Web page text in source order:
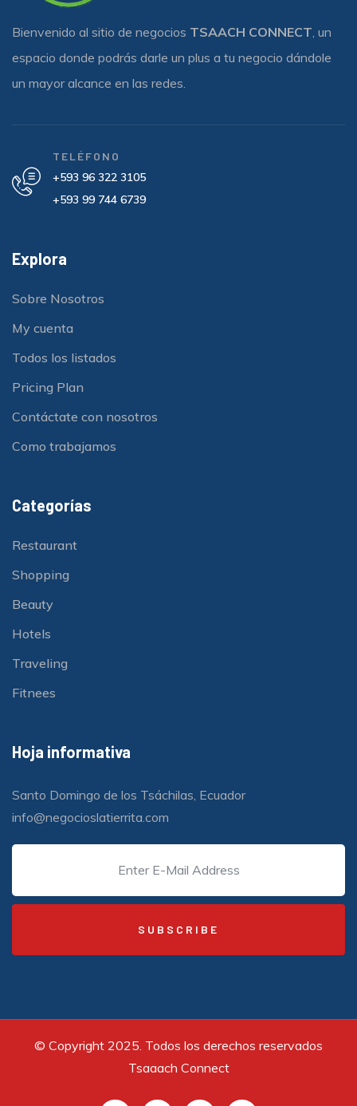
Bienvenido al sitio de negocios TSAACH CONNECT, un
espacio donde podrás darle un plus a tu negocio dándole
un mayor alcance en las redes.
TELÉFONO
+593 96 322 3105
+593 99 744 6739
Explora
Sobre Nosotros
My cuenta
Todos los listados
Pricing Plan
Contáctate con nosotros
Como trabajamos
Categorías
Restaurant
Shopping
Beauty
Hotels
Traveling
Fitnees
Hoja informativa
Santo Domingo de los Tsáchilas, Ecuador
info@negocioslatierrita.com
© Copyright 2025. Todos los derechos reservados
Tsaaach Connect